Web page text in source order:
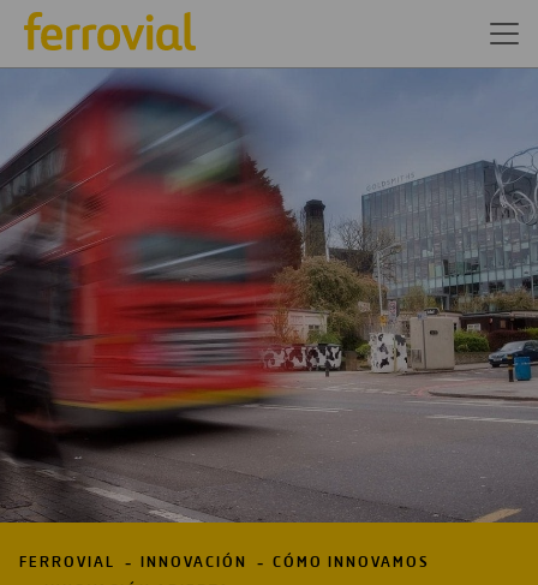
FERROVIAL INNOVACIÓN
CÓMO INNOVAMOS